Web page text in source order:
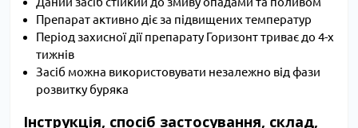
Препарат активно діє за підвищених температур
Період захисної дії препарату Горизонт триває до 4-х
тижнів
Засіб можна використовувати незалежно від фази
розвитку буряка
Інструкція, спосіб застосування, склад,